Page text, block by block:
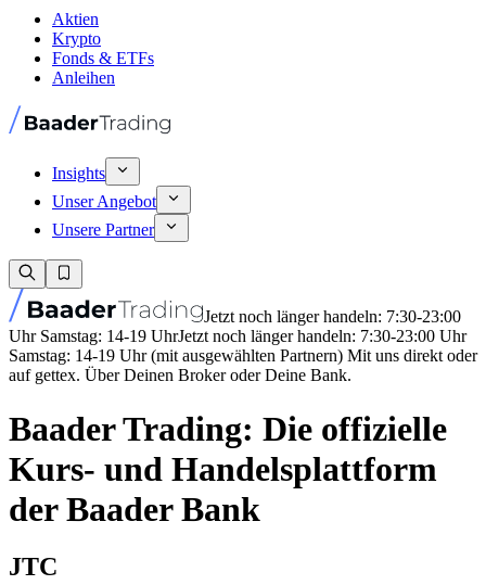
Aktien
Krypto
Fonds & ETFs
Anleihen
Insights
Unser Angebot
Unsere Partner
Jetzt noch länger handeln: 7:30-23:00
Uhr Samstag: 14-19 UhrJetzt noch länger handeln: 7:30-23:00 Uhr
Samstag: 14-19 Uhr (mit ausgewählten Partnern) Mit uns direkt oder
auf gettex. Über Deinen Broker oder Deine Bank.
Baader Trading: Die offizielle
Kurs- und Handelsplattform
der Baader Bank
JTC